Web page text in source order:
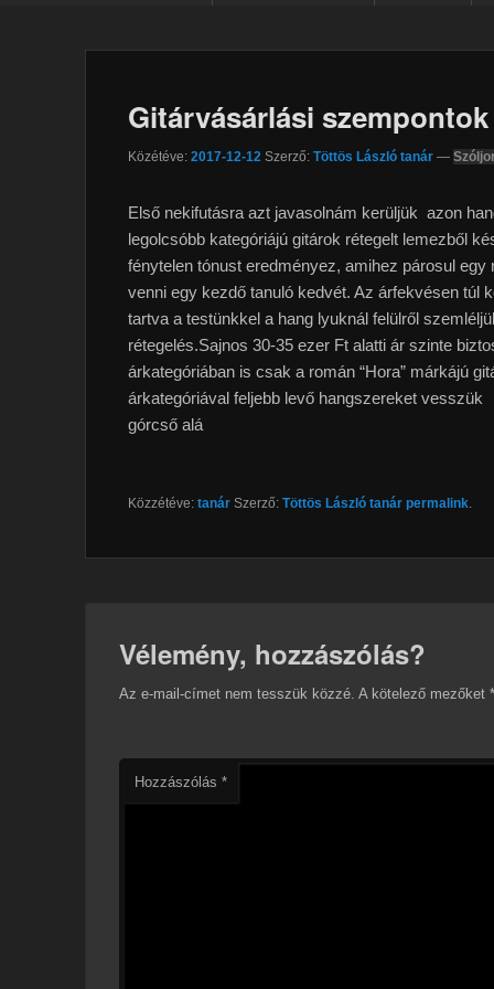
Gitárvásárlási szempontok
Közétéve: 2017-12-12 Szerző: Töttös László tanár —
Első nekifutásra azt javasolnám kerüljük azon
legolcsóbb kategóriájú gitárok rétegelt lemezből
fénytelen tónust eredményez, amihez párosul
venni egy kezdő tanuló kedvét. Az árfekvésen túl
tartva a testünkkel a hang lyuknál felülről
rétegelés.Sajnos 30-35 ezer Ft alatti ár szinte
árkategóriában is csak a román “Hora” márkájú
árkategóriával feljebb levő hangszereket vesszük
górcső alá
Közzétéve: tanár Szerző: Töttös László tanár permalink
Vélemény, hozzászólás?
Az e-mail-címet nem tesszük közzé. A kötelező mezőket *
Hozzászólás *